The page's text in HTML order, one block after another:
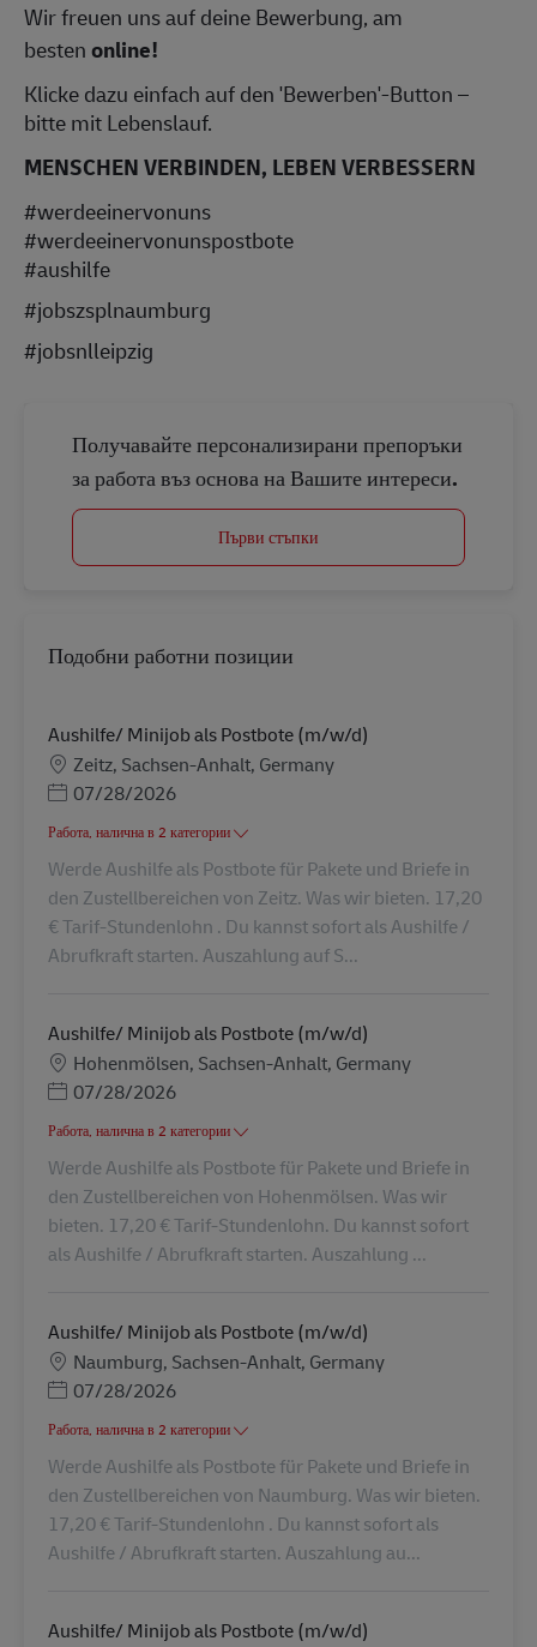
Wir freuen uns auf deine Bewerbung, am
bestenonline!
Klicke dazu einfach auf den 'Bewerben'-Button –
bitte mit Lebenslauf.
MENSCHEN VERBINDEN, LEBEN VERBESSERN
#werdeeinervonuns
#werdeeinervonunspostbote
#aushilfe
#jobszsplnaumburg
#jobsnlleipzig
Получавайте персонализирани препоръки
за работа въз основа на Вашите интереси.
Първи стъпки
Подобни работни позиции
Aushilfe/ Minijob als Postbote (m/w/d)
Местоположение
Zeitz, Sachsen-Anhalt, Germany
Posted Date
07/28/2026
Работа, налична в 2 категории
Werde Aushilfe als Postbote für Pakete und Briefe in
den Zustellbereichen von Zeitz. Was wir bieten. 17,20
€ Tarif-Stundenlohn . Du kannst sofort als Aushilfe /
Abrufkraft starten. Auszahlung auf S...
Aushilfe/ Minijob als Postbote (m/w/d)
Местоположение
Hohenmölsen, Sachsen-Anhalt, Germany
Posted Date
07/28/2026
Работа, налична в 2 категории
Werde Aushilfe als Postbote für Pakete und Briefe in
den Zustellbereichen von Hohenmölsen. Was wir
bieten. 17,20 € Tarif-Stundenlohn. Du kannst sofort
als Aushilfe / Abrufkraft starten. Auszahlung ...
Aushilfe/ Minijob als Postbote (m/w/d)
Местоположение
Naumburg, Sachsen-Anhalt, Germany
Posted Date
07/28/2026
Работа, налична в 2 категории
Werde Aushilfe als Postbote für Pakete und Briefe in
den Zustellbereichen von Naumburg. Was wir bieten.
17,20 € Tarif-Stundenlohn . Du kannst sofort als
Aushilfe / Abrufkraft starten. Auszahlung au...
Aushilfe/ Minijob als Postbote (m/w/d)